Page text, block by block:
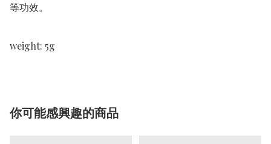
等功效。
weight: 5g
你可能感興趣的商品